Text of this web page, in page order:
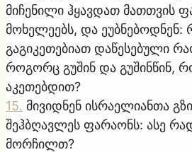
მიჩენილი ჰყავდათ მათთვის
მოხელეებს, და ეუბნებოდნენ:
გაგიკეთებიათ დაწესებული
როგორც გუშინ და გუშინწინ,
აკეთებდით?
15. მივიდნენ ისრაელიანთა
შეჰბღავლეს ფარაონს: ასე რად
მორჩილთ?